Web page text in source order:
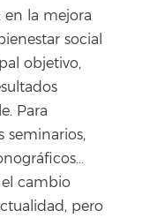
en la mejora
social
objetivo,
Para
seminarios,
el cambio
pero